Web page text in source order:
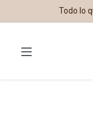
Todo lo